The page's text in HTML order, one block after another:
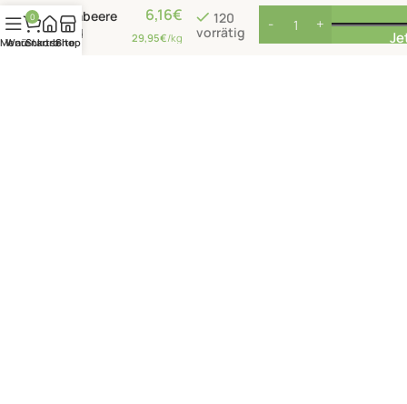
Himbeere
und
Granatapfel
6,16€
29,95€/kg
120
vorrätig
Menü
0
Warenkorb
Startseite
Shop